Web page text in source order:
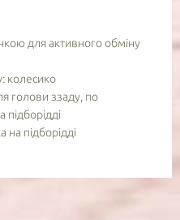
для активного обміну
колесико
голови ззаду, по
підборідді
на підборідді